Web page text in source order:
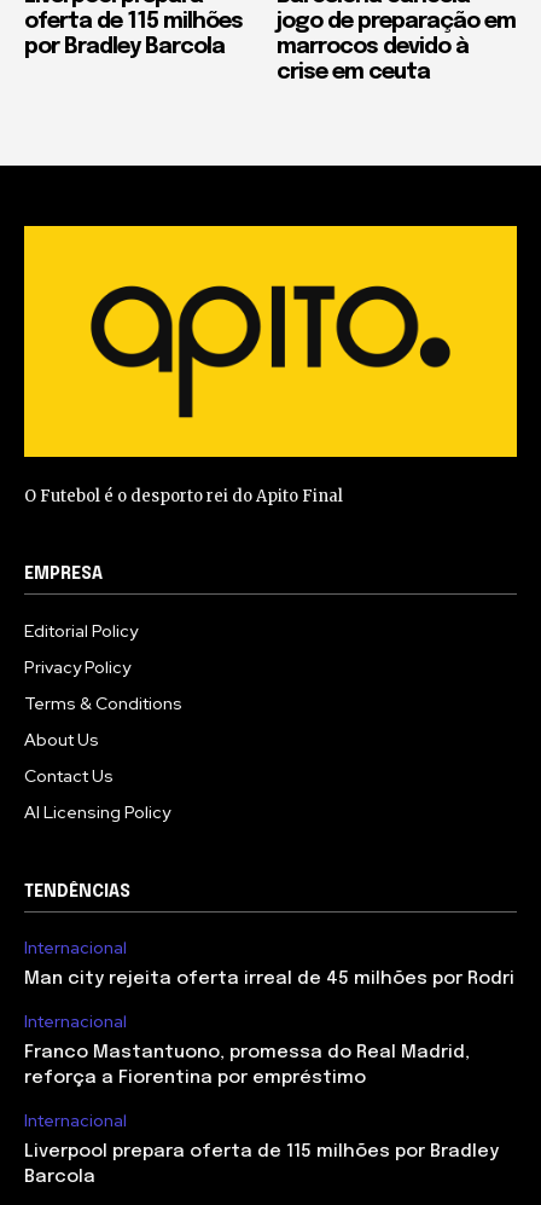
oferta de 115 milhões
por Bradley Barcola
jogo de preparação em
marrocos devido à
crise em ceuta
O Futebol é o desporto rei do Apito Final
EMPRESA
Editorial Policy
Privacy Policy
Terms & Conditions
About Us
Contact Us
AI Licensing Policy
TENDÊNCIAS
Internacional
Man city rejeita oferta irreal de 45 milhões por Rodri
Internacional
Franco Mastantuono, promessa do Real Madrid,
reforça a Fiorentina por empréstimo
Internacional
Liverpool prepara oferta de 115 milhões por Bradley
Barcola